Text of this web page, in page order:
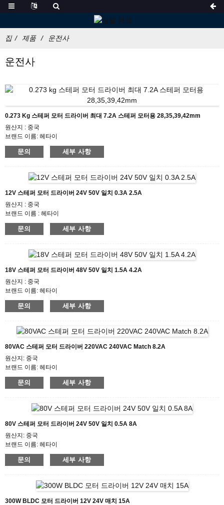
집 제품 운전사
운전사
0.273 Kg 스테퍼 모터 드라이버 최대 7.2A 스테퍼 모터용 28,35,39,42mm
원산지 : 중국
브랜드 이름: 헤타이
인증: CE ROHS ISO
모델 번호:HTD872
포장 세부사항: 안 거품 상자, 깔판을 가진 판지
배송기간 : 영업일 기준 7~10일
지불 조건: L/C, D/P, T/T, Western Union, MoneyGram
문의 세부 사항
12V 스테퍼 모터 드라이버 24V 50V 일치 0.3A 2.5A
원산지 : 중국
브랜드 이름 : 헤타이
인증 : CE ROHS ISO
모델 번호 HTD525
포장 세부사항: 안 거품 상자, 깔판을 가진 판지
배송기간 : 영업일 기준 7~10일
지불 조건: L/C, D/P, T/T, Western Union, MoneyGram
문의 세부 사항
18V 스테퍼 모터 드라이버 48V 50V 일치 1.5A 4.2A
원산지 : 중국
브랜드 이름: 헤타이
인증: CE ROHS ISO
모델 번호: HTD542
포장 세부사항: 안 거품 상자, 깔판을 가진 판지
배송기간 : 영업일 기준 7~10일
지불 조건: L/C, D/P, T/T, Western Union, MoneyGram
문의 세부 사항
80VAC 스테퍼 모터 드라이버 220VAC 240VAC Match 8.2A
원산지: 중국
브랜드 이름: 헤타이
인증: CE ROHS ISO
모델 번호: HTD872A
포장 세부사항: 안 거품 상자, 깔판을 가진 판지
배송기간 : 영업일 기준 7~10일
지불 조건: L/C, D/P, T/T, Western Union, MoneyGram
문의 세부 사항
80V 스테퍼 모터 드라이버 24V 50V 일치 0.5A 8A
원산지: 중국
브랜드 이름: 헤타이
인증: CE ROHS ISO
모델 번호:HTD2208A
포장 세부사항: 안 거품 상자, 깔판을 가진 판지
배송기간 : 영업일 기준 7~10일
지불 조건: L/C, D/P, T/T, Western Union, MoneyGram
문의 세부 사항
300W BLDC 모터 드라이버 12V 24V 매치 15A